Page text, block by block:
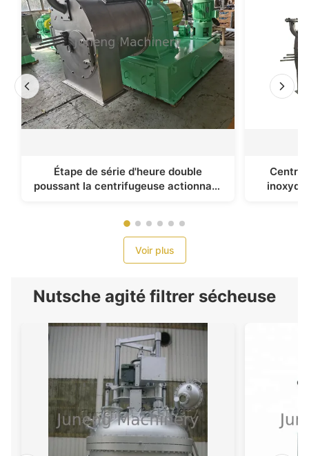
Étape de série d'heure double
poussant la centrifugeuse actionnant
Voir plus
Nutsche agité filtrer sécheuse